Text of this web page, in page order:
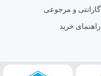
گارانتی و مرجوعی
راهنمای خرید